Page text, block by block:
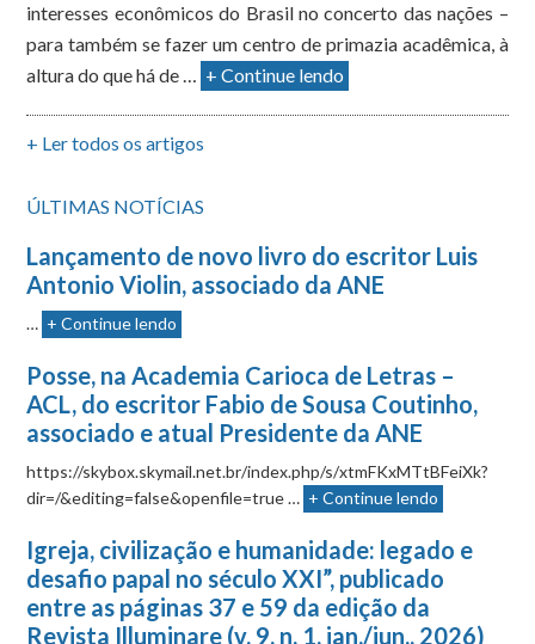
interesses econômicos do Brasil no concerto das nações –
para também se fazer um centro de primazia acadêmica, à
altura do que há de … + Continue lendo
+ Ler todos os artigos
ÚLTIMAS NOTÍCIAS
Lançamento de novo livro do escritor Luis
Antonio Violin, associado da ANE
… + Continue lendo
Posse, na Academia Carioca de Letras –
ACL, do escritor Fabio de Sousa Coutinho,
associado e atual Presidente da ANE
https://skybox.skymail.net.br/index.php/s/xtmFKxMTtBFeiXk?
dir=/&editing=false&openfile=true … + Continue lendo
Igreja, civilização e humanidade: legado e
desafio papal no século XXI”, publicado
entre as páginas 37 e 59 da edição da
Revista Illuminare (v. 9, n. 1, jan./jun., 2026)